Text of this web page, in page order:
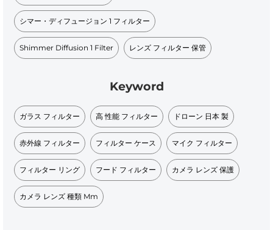
シマー・ディフュージョン 1 フィルター
Shimmer Diffusion 1 Filter レンズ フィルター 保管
Keyword
ガラス フィルター 高 性能 フィルター ドローン 日本 製
赤外線 フィルター フィルター ケース マイク フィルター
フィルター リング フード フィルター カメラ レンズ 保護
カメラ レンズ 種類 Mm